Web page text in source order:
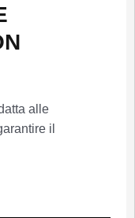
alle
il